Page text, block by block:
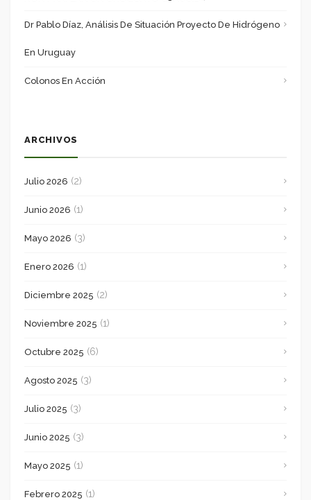
Dr Pablo Díaz, Análisis De Situación Proyecto De Hidrógeno
En Uruguay
Colonos En Acción
ARCHIVOS
Julio 2026 (2)
Junio 2026 (1)
Mayo 2026 (3)
Enero 2026 (1)
Diciembre 2025 (2)
Noviembre 2025 (1)
Octubre 2025 (6)
Agosto 2025 (3)
Julio 2025 (3)
Junio 2025 (3)
Mayo 2025 (1)
Febrero 2025 (1)